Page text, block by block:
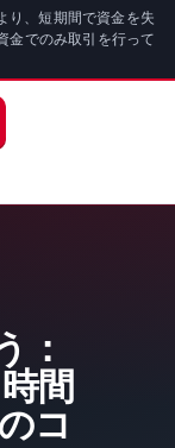
り、短期間で資金を失
金でのみ取引を行って
：
間
コ